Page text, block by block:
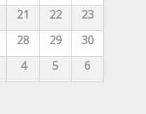
21 22
23
28 29
30
4 5 6